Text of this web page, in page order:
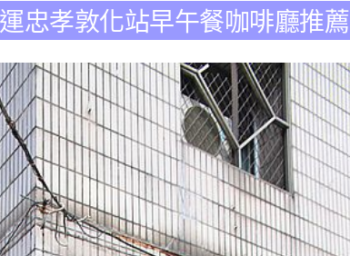
忠孝敦化站早午餐咖啡廳推薦